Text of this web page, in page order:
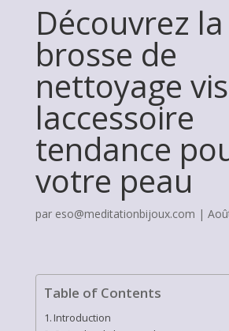
Découvrez la
brosse de
nettoyage
laccessoire
tendance
votre peau
par eso@meditationbijoux.com |
Table of Contents
Introduction